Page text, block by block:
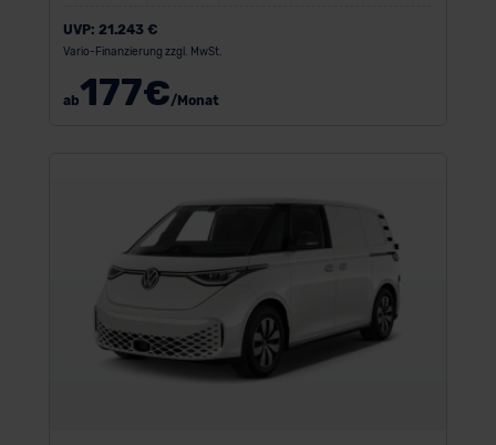
UVP: 21.243 €
Vario-Finanzierung zzgl. MwSt.
ab177€/Monat